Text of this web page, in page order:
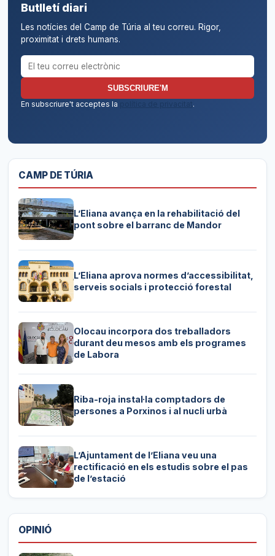
Butlletí diari
Les notícies del Camp de Túria al teu correu. Rigor,
proximitat i drets humans.
Correu electrònic per al butlletí
SUBSCRIURE'M
En subscriure't acceptes la
política de privacitat.
CAMP DE TÚRIA
L’Eliana avança en la rehabilitació del
pont sobre el barranc de Mandor
L’Eliana aprova normes d’accessibilitat,
serveis socials i protecció forestal
Olocau incorpora dos treballadors
durant deu mesos amb els programes
de Labora
Riba-roja instal·la comptadors de
persones a Porxinos i al nucli urbà
L’Ajuntament de l’Eliana veu una
rectificació en els estudis sobre el pas
de l’estació
OPINIÓ